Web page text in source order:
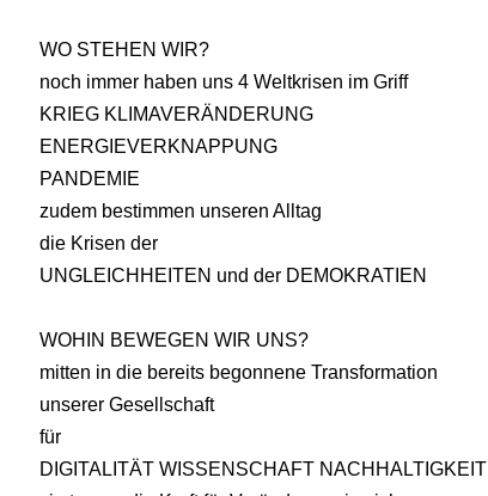
WO STEHEN WIR?
noch immer haben uns 4 Weltkrisen im Griff
KRIEG KLIMAVERÄNDERUNG
ENERGIEVERKNAPPUNG
PANDEMIE
zudem bestimmen unseren Alltag
die Krisen der
UNGLEICHHEITEN und der DEMOKRATIEN
WOHIN BEWEGEN WIR UNS?
mitten in die bereits begonnene Transformation
unserer Gesellschaft
für
DIGITALITÄT WISSENSCHAFT NACHHALTIGKEIT